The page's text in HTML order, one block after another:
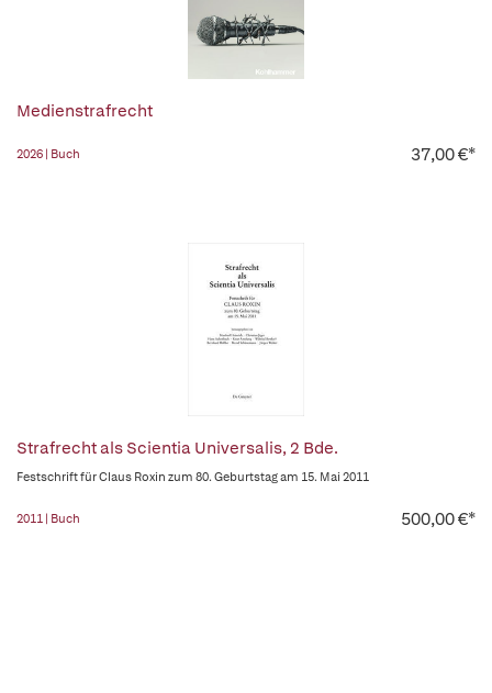
Medienstrafrecht
2026 | Buch 37,00 €*
Strafrecht als Scientia Universalis, 2 Bde.
Festschrift für Claus Roxin zum 80. Geburtstag am 15. Mai 2011
2011 | Buch 500,00 €*